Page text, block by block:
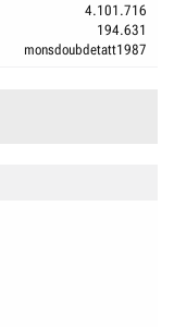
4.101.716
194.631
monsdoubdetatt1987